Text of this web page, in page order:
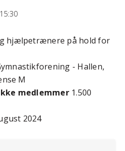
hjælpetrænere på hold for
- Hallen,
M
medlemmer1.500
2024